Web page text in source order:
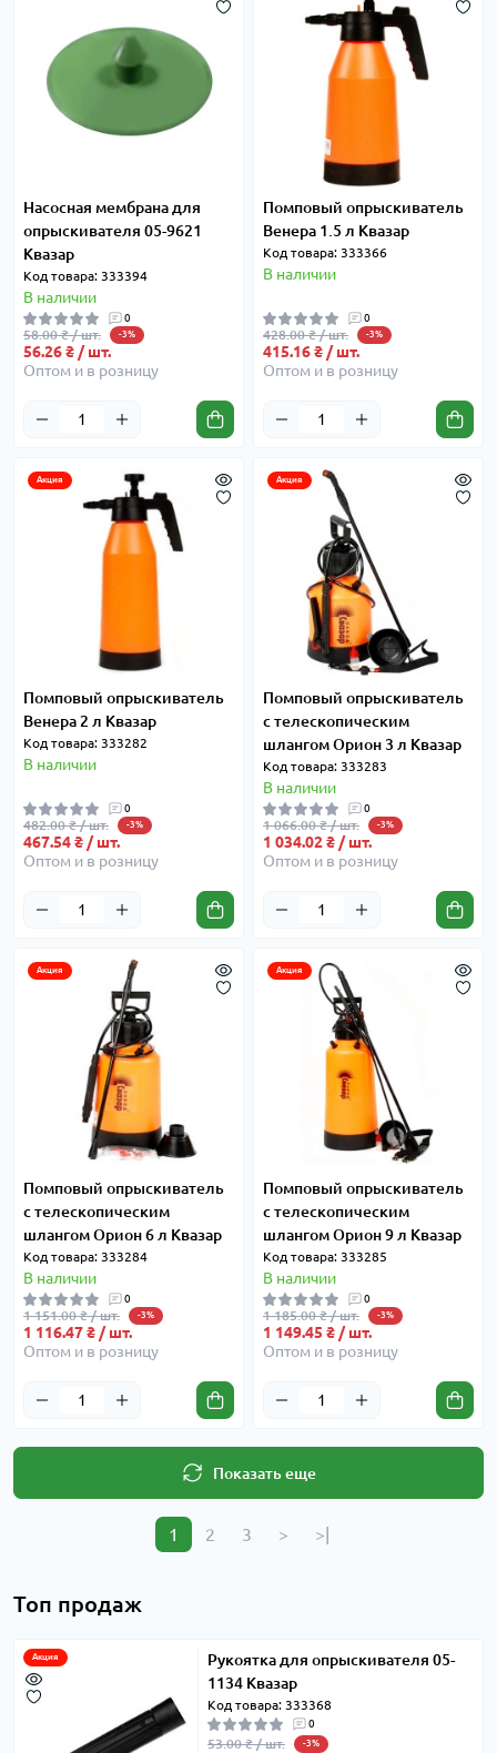
Насосная мембрана для
опрыскивателя 05-9621
Квазар
Код товара: 333394
В наличии
0
58.00 ₴ / шт. -3%
56.26 ₴ / шт.
Оптом и в розницу
Помповый опрыскиватель
Венера 1.5 л Квазар
Код товара: 333366
В наличии
0
428.00 ₴ / шт. -3%
415.16 ₴ / шт.
Оптом и в розницу
Акция
Помповый опрыскиватель
Венера 2 л Квазар
Код товара: 333282
В наличии
0
482.00 ₴ / шт. -3%
467.54 ₴ / шт.
Оптом и в розницу
Акция
Помповый опрыскиватель
с телескопическим
шлангом Орион 3 л Квазар
Код товара: 333283
В наличии
0
1 066.00 ₴ / шт. -3%
1 034.02 ₴ / шт.
Оптом и в розницу
Акция
Помповый опрыскиватель
с телескопическим
шлангом Орион 6 л Квазар
Код товара: 333284
В наличии
0
1 151.00 ₴ / шт. -3%
1 116.47 ₴ / шт.
Оптом и в розницу
Акция
Помповый опрыскиватель
с телескопическим
шлангом Орион 9 л Квазар
Код товара: 333285
В наличии
0
1 185.00 ₴ / шт. -3%
1 149.45 ₴ / шт.
Оптом и в розницу
Показать еще
1 2 3 > >|
Топ продаж
Акция
Рукоятка для опрыскивателя 05-
1134 Квазар
Код товара: 333368
0
53.00 ₴ / шт. -3%